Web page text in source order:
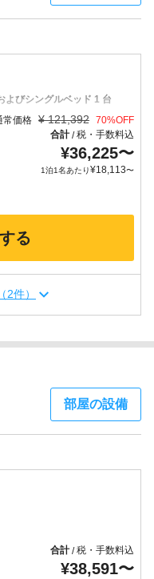
よびシングルベッド 1 台
常価格 ¥ 121,392 70%OFF
合計/税・手数料込
¥36,225〜
1泊1名あたり¥18,113〜
る
件）
部屋の設備
合計/税・手数料込
¥38,591〜